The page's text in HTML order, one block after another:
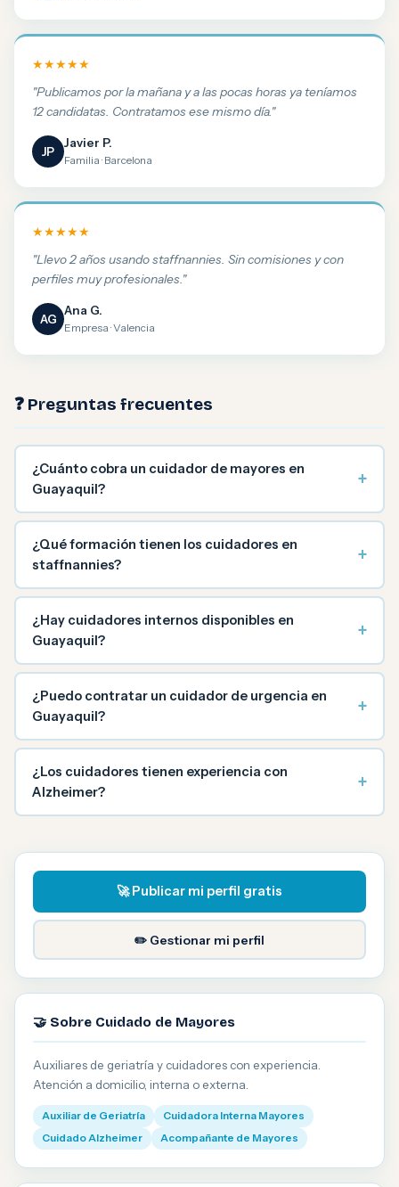
★★★★★
"Publicamos por la mañana y a las pocas horas ya teníamos
12 candidatas. Contratamos ese mismo día."
JP
Javier P.
Familia · Barcelona
★★★★★
"Llevo 2 años usando staffnannies. Sin comisiones y con
perfiles muy profesionales."
AG
Ana G.
Empresa · Valencia
❓ Preguntas frecuentes
¿Cuánto cobra un cuidador de mayores en
Guayaquil?
+
¿Qué formación tienen los cuidadores en
staffnannies?
+
¿Hay cuidadores internos disponibles en
Guayaquil?
+
¿Puedo contratar un cuidador de urgencia en
Guayaquil?
+
¿Los cuidadores tienen experiencia con
Alzheimer?
+
🚀 Publicar mi perfil gratis
✏️ Gestionar mi perfil
🤝 Sobre Cuidado de Mayores
Auxiliares de geriatría y cuidadores con experiencia.
Atención a domicilio, interna o externa.
Auxiliar de Geriatría
Cuidadora Interna Mayores
Cuidado Alzheimer
Acompañante de Mayores